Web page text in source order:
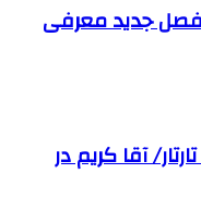
برای فصل جدید معرفی
آقا کریم در